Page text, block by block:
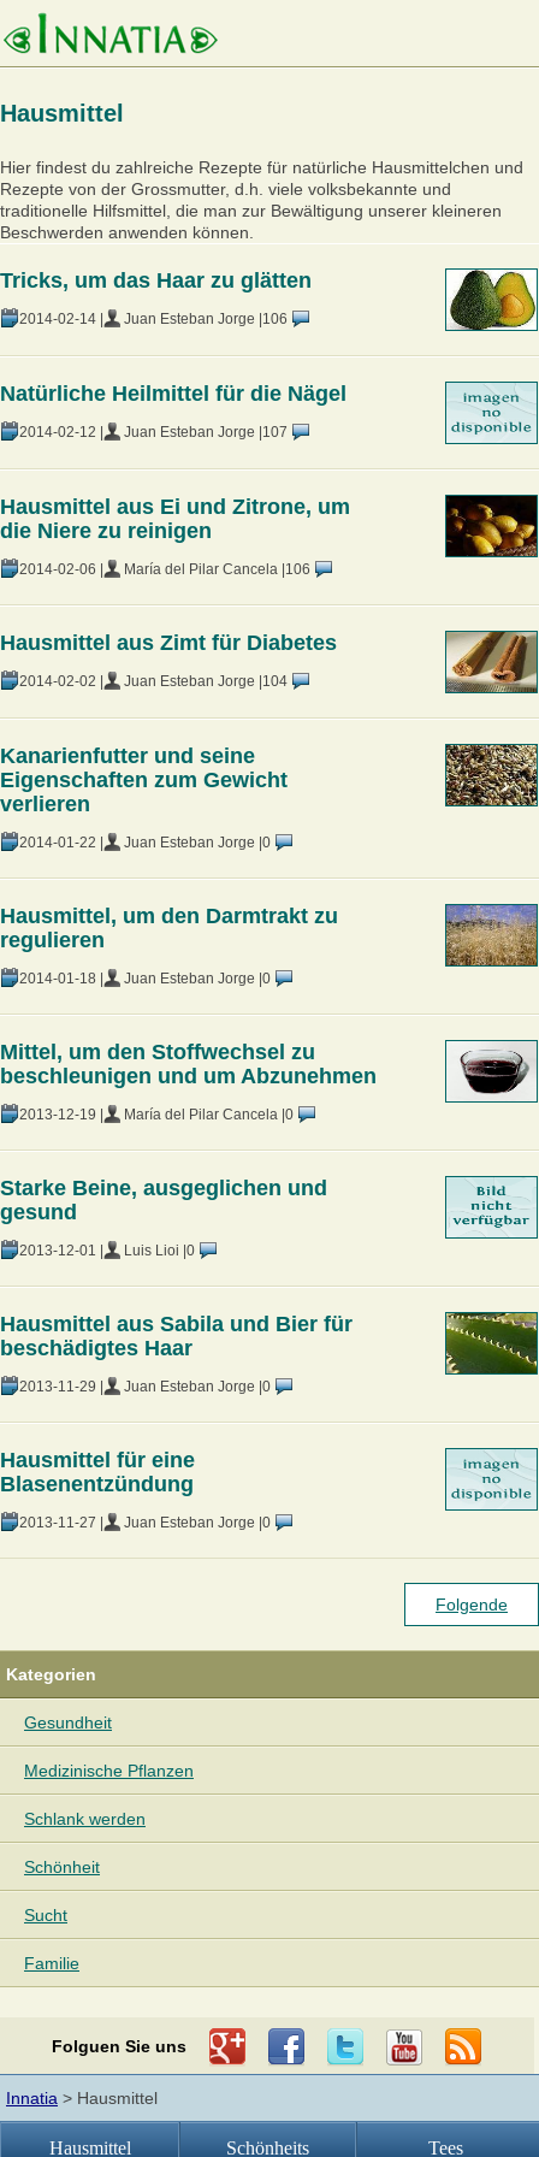
Hausmittel
Hier findest du zahlreiche Rezepte für natürliche Hausmittelchen und
Rezepte von der Grossmutter, d.h. viele volksbekannte und
traditionelle Hilfsmittel, die man zur Bewältigung unserer kleineren
Beschwerden anwenden können.
Tricks, um das Haar zu glätten
2014-02-14 | Juan Esteban Jorge | 106
Natürliche Heilmittel für die Nägel
2014-02-12 | Juan Esteban Jorge | 107
Hausmittel aus Ei und Zitrone, um
die Niere zu reinigen
2014-02-06 | María del Pilar Cancela | 106
Hausmittel aus Zimt für Diabetes
2014-02-02 | Juan Esteban Jorge | 104
Kanarienfutter und seine
Eigenschaften zum Gewicht
verlieren
2014-01-22 | Juan Esteban Jorge | 0
Hausmittel, um den Darmtrakt zu
regulieren
2014-01-18 | Juan Esteban Jorge | 0
Mittel, um den Stoffwechsel zu
beschleunigen und um Abzunehmen
2013-12-19 | María del Pilar Cancela | 0
Starke Beine, ausgeglichen und
gesund
2013-12-01 | Luis Lioi | 0
Hausmittel aus Sabila und Bier für
beschädigtes Haar
2013-11-29 | Juan Esteban Jorge | 0
Hausmittel für eine
Blasenentzündung
2013-11-27 | Juan Esteban Jorge | 0
Folgende
Kategorien
Gesundheit
Medizinische Pflanzen
Schlank werden
Schönheit
Sucht
Familie
Folguen Sie uns
Innatia > Hausmittel
Hausmittel Schönheits Tees